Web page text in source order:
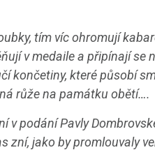
tím víc ohromují
v medaile a připínají se
končetiny, které působí
růže na památku obětí….
v podání Pavly
zní, jako by promlouvaly